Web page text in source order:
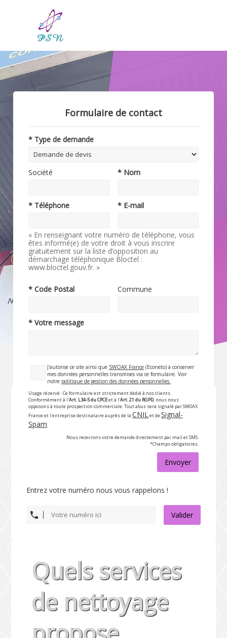
Formulaire de contact
* Type de demande
Société * Nom
* Téléphone * E-mail
« En renseignant votre numéro de téléphone, vous
êtes informé(e) de votre droit à vous inscrire
gratuitement sur la liste d’opposition au
démarchage téléphonique Bloctel :
www.bloctel.gouv.fr. »
* Code Postal Commune
* Votre message
J'autorise ce site ainsi que SWOAX France (Econeto) à conserver
mes données personnelles transmises via ce formulaire. Voir
notre politique de gestion des données personnelles.
Usage réservé : Ce formulaire est strictement dédié à nos clients.
Conformément à l'Art. L34-5 du CPCEet à l'Art. 21 du RGPD, nous nous
opposons à toute prospection commerciale. Tout abus sera signalé par SWOAX
France et l'entreprise destinataire auprès de la CNILet de Signal-
Spam.
Nous recevrons votre demande directement par mail et SMS.
*Champs obligatoires.
Envoyer
Entrez votre numéro nous vous rappelons !
Valider
Quels services
de nettoyage